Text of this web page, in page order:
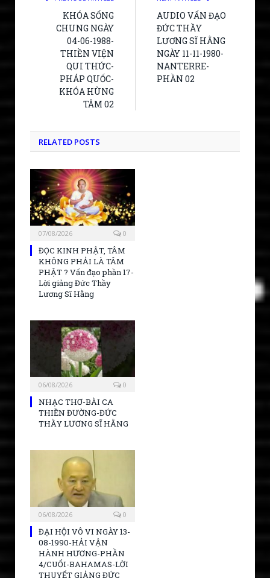
KHÓA SỐNG
CHUNG NGÀY
04-06-1988-
THIỀN VIỆN
QUI THỨC-
PHÁP QUỐC-
KHÓA HÙNG
TÂM 02
AUDIO VẤN ĐẠO
ĐỨC THẦY
LƯƠNG SĨ HẰNG
NGÀY 11-11-1980-
NANTERRE-
PHẦN 02
RELATED POSTS
07/08/2026 0
ĐỌC KINH PHẬT, TÂM
KHÔNG PHẢI LÀ TÂM
PHẬT ? Vấn đạo phần 17-
Lời giảng Đức Thầy
Lương Sĩ Hằng
06/08/2026 0
NHẠC THƠ-BÀI CA
THIỀN ĐƯỜNG-ĐỨC
THẦY LƯƠNG SĨ HẰNG
06/08/2026 0
ĐẠI HỘI VÔ VI NGÀY 13-
08-1990-HẢI VẬN
HÀNH HƯƠNG-PHẦN
4/CUỐI-BAHAMAS-LỜI
THUYẾT GIẢNG ĐỨC